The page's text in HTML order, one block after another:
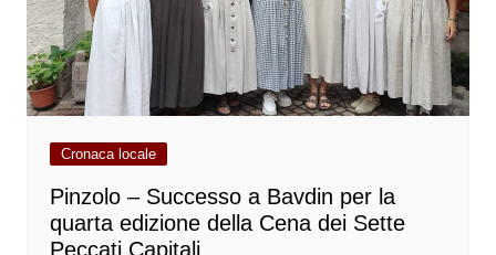
Cronaca locale
Pinzolo – Successo a Bavdin per la
quarta edizione della Cena dei Sette
Peccati Capitali